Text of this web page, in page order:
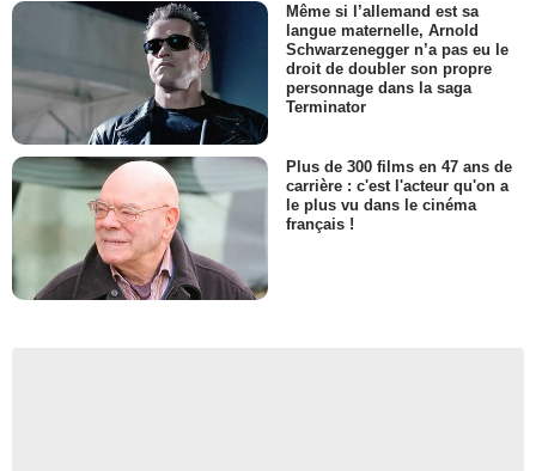
Même si l’allemand est sa
langue maternelle, Arnold
Schwarzenegger n’a pas eu le
droit de doubler son propre
personnage dans la saga
Terminator
Plus de 300 films en 47 ans de
carrière : c'est l'acteur qu'on a
le plus vu dans le cinéma
français !